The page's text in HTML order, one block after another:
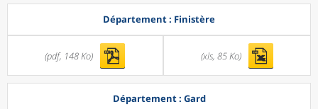
Département : Finistère
(pdf, 148 Ko) (xls, 85 Ko)
Département : Gard